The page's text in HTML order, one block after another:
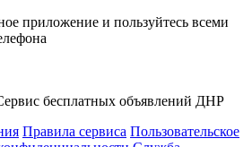
приложение и пользуйтесь всеми
бесплатных объявлений ДНР
Правила сервиса Пользовательское